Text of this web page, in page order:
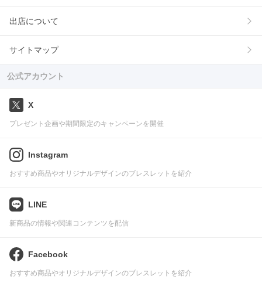
出店について
サイトマップ
公式アカウント
X
プレゼント企画や期間限定のキャンペーンを開催
Instagram
おすすめ商品やオリジナルデザインのブレスレットを紹介
LINE
新商品の情報や関連コンテンツを配信
Facebook
おすすめ商品やオリジナルデザインのブレスレットを紹介